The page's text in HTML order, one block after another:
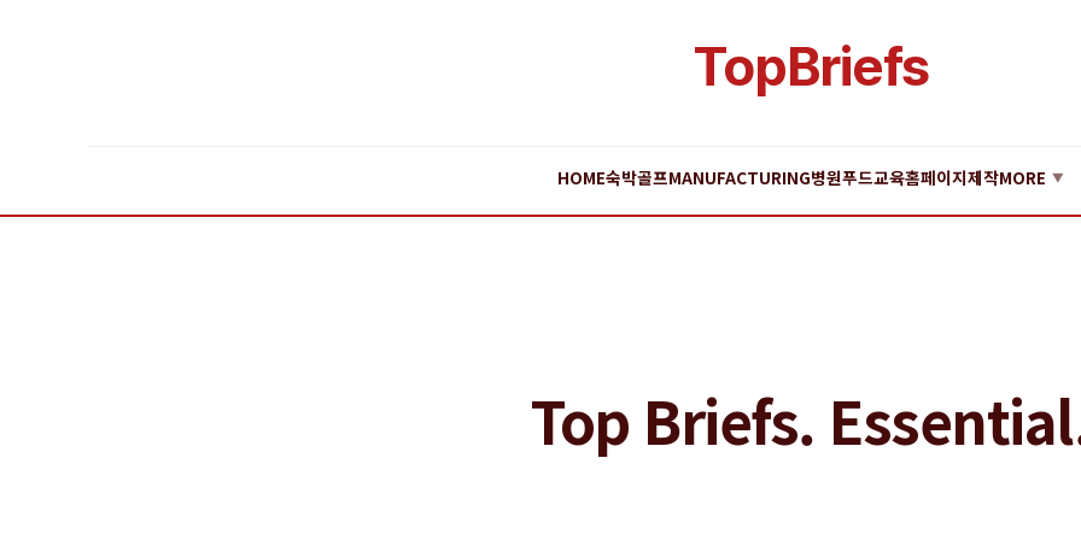
TopBriefs
HOME숙박골프MANUFACTURING병원푸드교육홈페이지제작MORE ▼
Top Briefs.